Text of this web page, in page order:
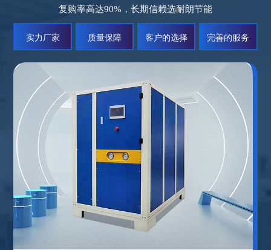
复购率高达90%，长期信赖选耐朗节能
实力厂家 质量保障 客户的选择 完善的服务